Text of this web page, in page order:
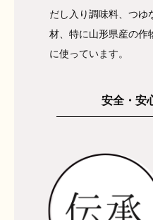
だし入り調味料、つゆ
材、特に山形県産の作
に使っています。
安全・安